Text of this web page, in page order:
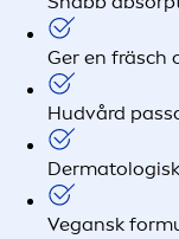
Ger en fräsch
Hudvård
Vegansk